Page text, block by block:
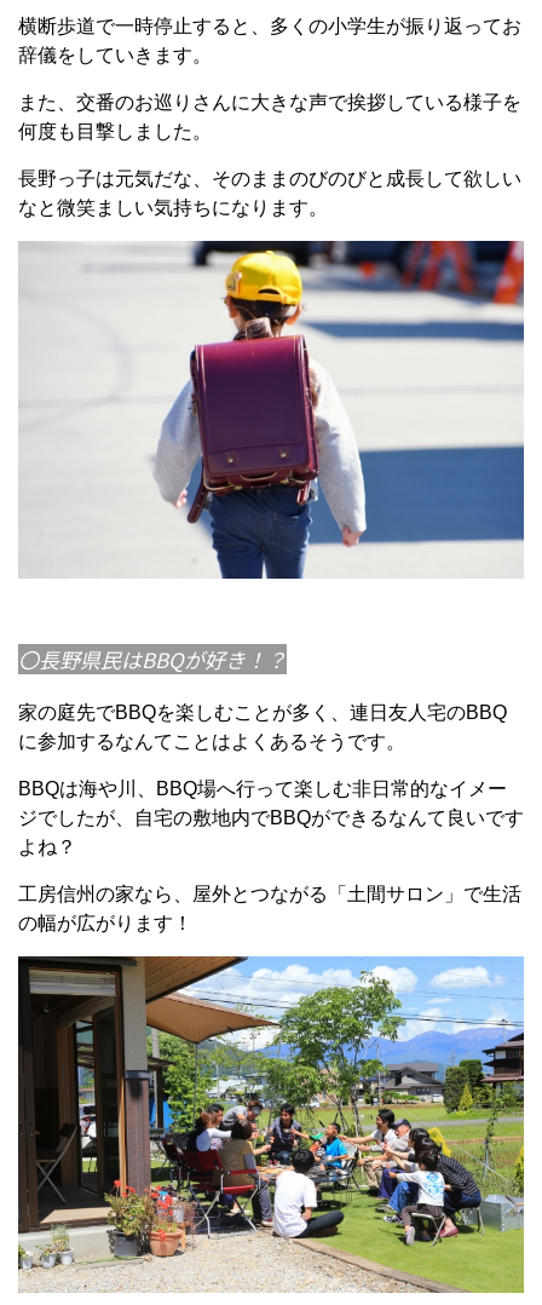
横断歩道で一時停止すると、多くの小学生が振り返ってお
辞儀をしていきます。
また、交番のお巡りさんに大きな声で挨拶している様子を
何度も目撃しました。
長野っ子は元気だな、そのままのびのびと成長して欲しい
なと微笑ましい気持ちになります。
〇長野県民はBBQが好き！？
家の庭先でBBQを楽しむことが多く、連日友人宅のBBQ
に参加するなんてことはよくあるそうです。
BBQは海や川、BBQ場へ行って楽しむ非日常的なイメー
ジでしたが、自宅の敷地内でBBQができるなんて良いです
よね？
工房信州の家なら、屋外とつながる「土間サロン」で生活
の幅が広がります！